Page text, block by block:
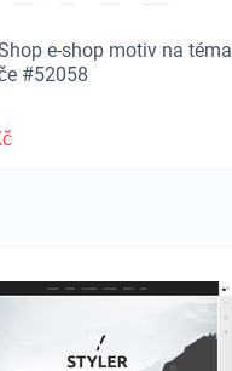
e-shop motiv na téma
#52058